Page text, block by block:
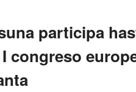
participa
congreso